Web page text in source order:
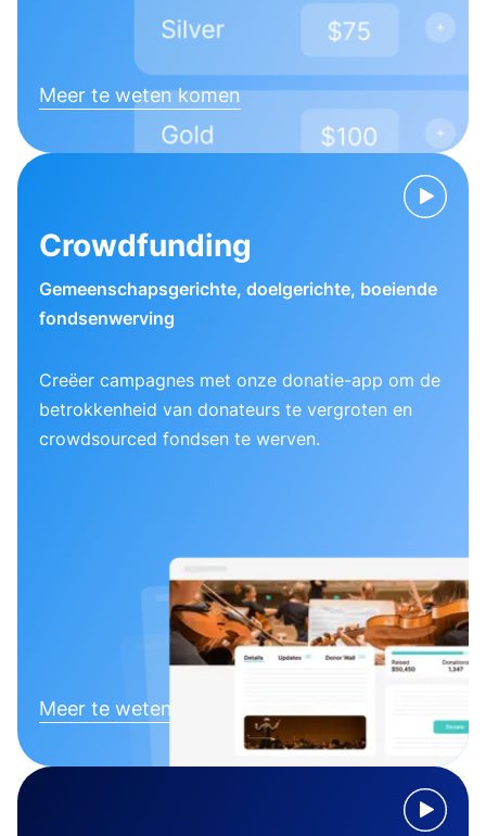
Meer te weten komen
Crowdfunding
Gemeenschapsgerichte, doelgerichte, boeiende
fondsenwerving
Creëer campagnes met onze donatie-app om de
betrokkenheid van donateurs te vergroten en
crowdsourced fondsen te werven.
Meer te weten komen